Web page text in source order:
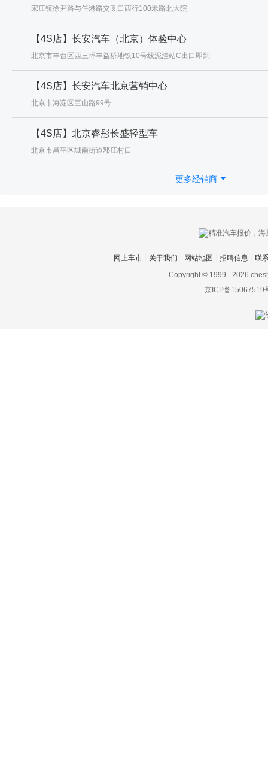
宋庄镇徐尹路与任港路交叉口西行100米路北大院
【4S店】长安汽车（北京）体验中心
北京市丰台区西三环丰益桥地铁10号线泥洼站C出口即到
【4S店】长安汽车北京营销中心
北京市海淀区巨山路99号
【4S店】北京睿彤长盛轻型车
北京市昌平区城南街道邓庄村口
更多经销商
网上车市 关于我们 网站地图 招聘信息
联
Copyright © 1999 - 2026
京ICP备15067519